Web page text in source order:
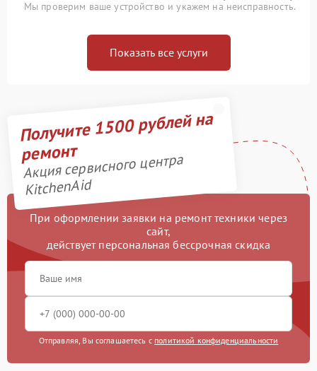
Мы проверим ваше устройство и укажем на неисправность.
Показать все услуги
Получите 1500 рублей на
ремонт
Акция сервисного центра
KitchenAid
При оформлении заявки на ремонт техники через
сайт,
действует персональная бессрочная скидка
Отправляя, Вы соглашаетесь с политикой конфиденциальности